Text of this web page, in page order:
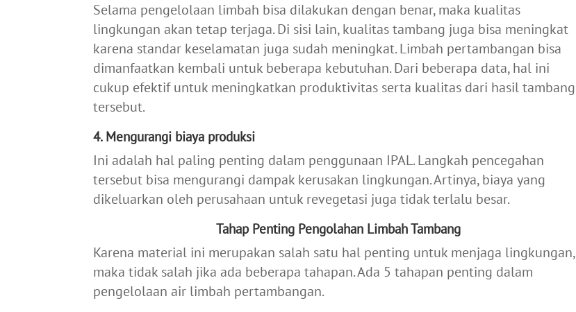
Selama pengelolaan limbah bisa dilakukan dengan benar, maka kualitas
lingkungan akan tetap terjaga. Di sisi lain, kualitas tambang juga bisa meningkat
karena standar keselamatan juga sudah meningkat. Limbah pertambangan bisa
dimanfaatkan kembali untuk beberapa kebutuhan. Dari beberapa data, hal ini
cukup efektif untuk meningkatkan produktivitas serta kualitas dari hasil tambang
tersebut.
4. Mengurangi biaya produksi
Ini adalah hal paling penting dalam penggunaan IPAL. Langkah pencegahan
tersebut bisa mengurangi dampak kerusakan lingkungan. Artinya, biaya yang
dikeluarkan oleh perusahaan untuk revegetasi juga tidak terlalu besar.
Tahap Penting Pengolahan Limbah Tambang
Karena material ini merupakan salah satu hal penting untuk menjaga lingkungan,
maka tidak salah jika ada beberapa tahapan. Ada 5 tahapan penting dalam
pengelolaan air limbah pertambangan.